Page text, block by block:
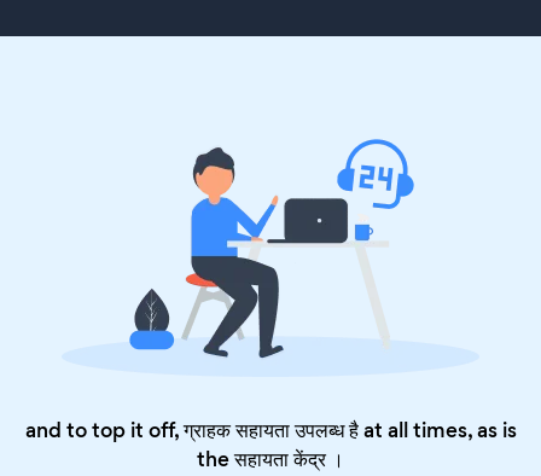
and to top it off, ग्राहक सहायता उपलब्ध है at all times, as is
theसहायता केंद्र।